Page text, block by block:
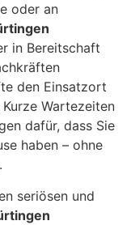
oder an
in Bereitschaft
den Einsatzort
Wartezeiten
dafür, dass Sie
haben – ohne
seriösen und